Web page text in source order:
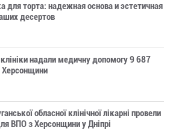
для торта: надежная основа и эстетичная
десертов
клініки надали медичну допомогу 9 687
обласної клінічної лікарні провели
ВПО з Херсонщини у Дніпрі